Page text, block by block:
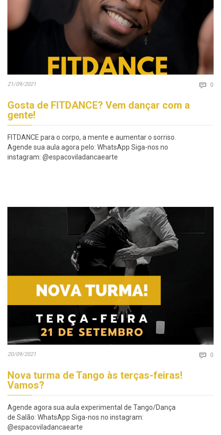
21/09/2021  0
Gosta de FITDANCE? Vem dançar com a
gente!
FITDANCE para o corpo, a mente e aumentar o sorriso.
Agende sua aula agora pelo: WhatsApp Siga-nos no
instagram: @espacoviladancaearte
20/09/2021  0
Nova turma de Tango às terças-feiras!
Vamos?
Agende agora sua aula experimental de Tango/Dança
de Salão: WhatsApp Siga-nos no instagram:
@espacoviladancaearte